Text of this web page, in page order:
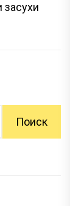
засухи
Поиск